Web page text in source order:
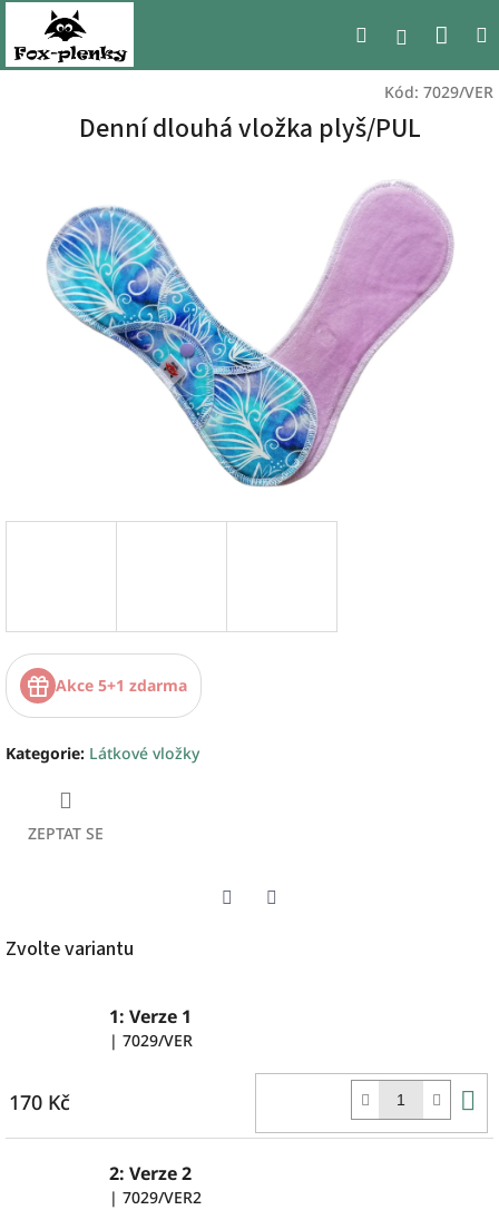
Přejít
obsah
Hledat
Kód: 7029/VER
Denní dlouhá vložka plyš/PUL
Akce 5+1 zdarma
Kategorie: Látkové vložky
ZEPTAT SE
Zvolte variantu
1: Verze 1
| 7029/VER
170 Kč
2: Verze 2
| 7029/VER2